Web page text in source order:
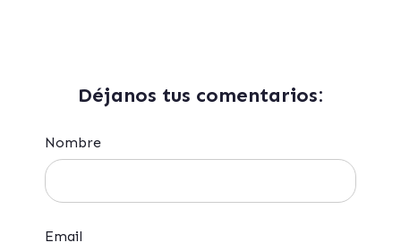
Déjanos tus comentarios:
Nombre
Email